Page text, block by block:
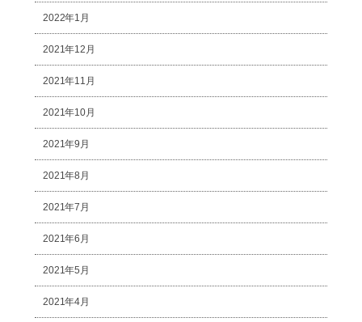
2022年1月
2021年12月
2021年11月
2021年10月
2021年9月
2021年8月
2021年7月
2021年6月
2021年5月
2021年4月